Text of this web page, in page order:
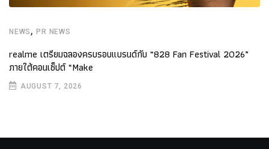
NEWS ,PR NEWS
realme เตรียมฉลองครบรอบแบรนด์กับ “828 Fan Festival 2026”
ภายใต้คอนเซ็ปต์ “Make
AUGUST 7, 2026